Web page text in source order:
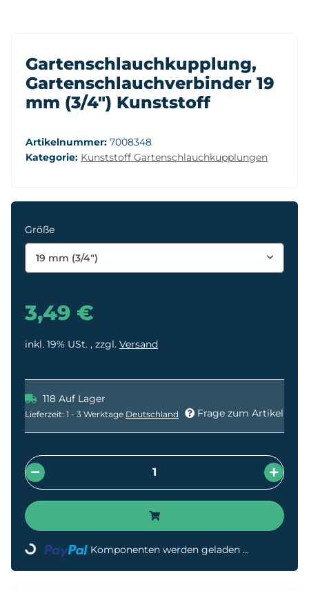
Gartenschlauchkupplung,
Gartenschlauchverbinder 19
mm (3/4") Kunststoff
Artikelnummer: 7008348
Kategorie: Kunststoff Gartenschlauchkupplungen
Größe
19 mm (3/4")
3,49 €
inkl. 19% USt. , zzgl. Versand
118 Auf Lager
Lieferzeit: 1 - 3 Werktage Deutschland Frage zum Artikel
Loading... Komponenten werden geladen ...